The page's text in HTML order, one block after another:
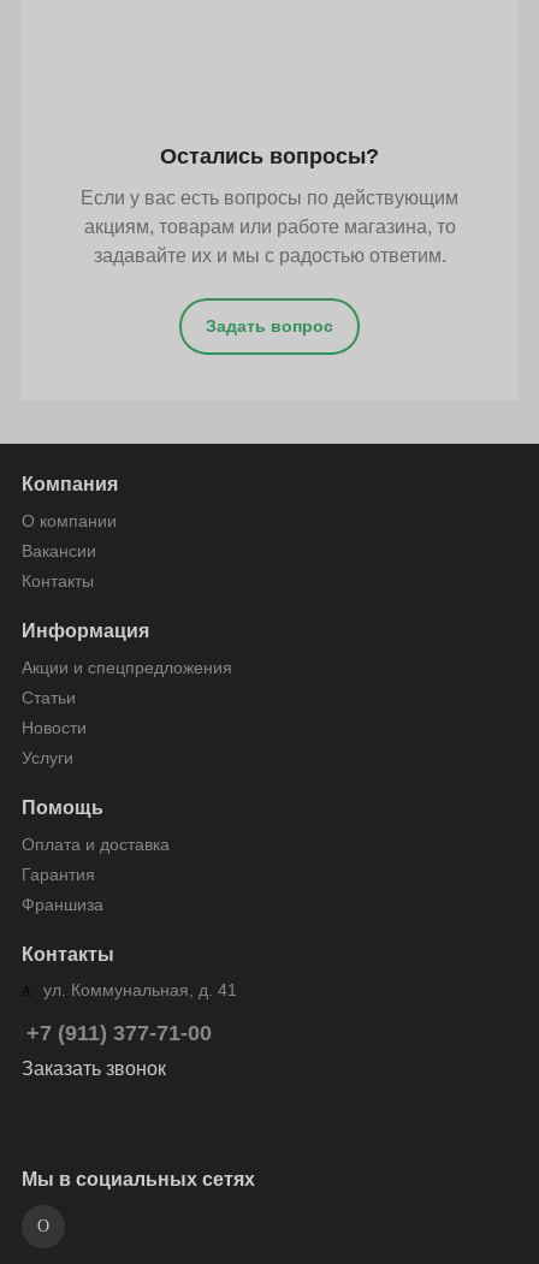
Остались вопросы?
Если у вас есть вопросы по действующим
акциям, товарам или работе магазина, то
задавайте их и мы с радостью ответим.
Задать вопрос
Компания
О компании
Вакансии
Контакты
Информация
Акции и спецпредложения
Статьи
Новости
Услуги
Помощь
Оплата и доставка
Гарантия
Франшиза
Контакты
ул. Коммунальная, д. 41
+7 (911) 377-71-00
Заказать звонок
Мы в социальных сетях